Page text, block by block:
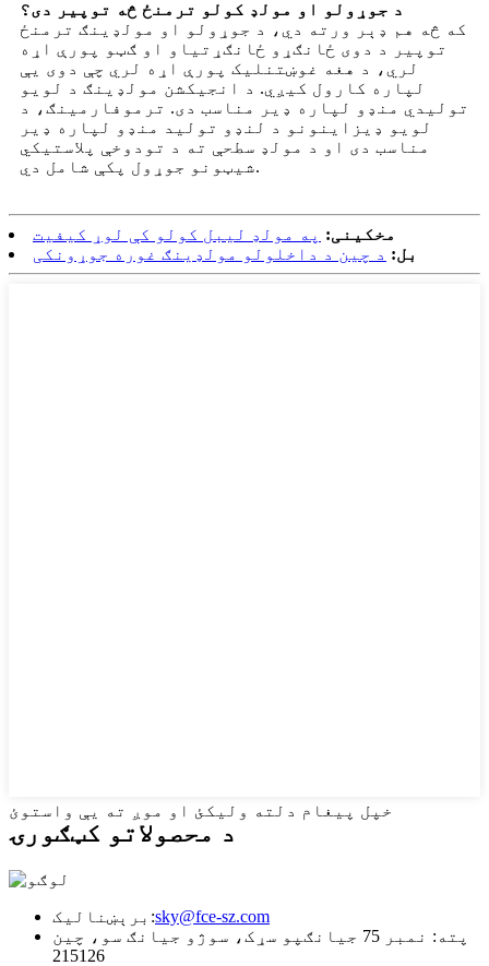
د جوړولو او مولډ کولو ترمنځ څه توپیر دی؟
که څه هم ډېر ورته دي، د جوړولو او مولډینګ ترمنځ
توپیر د دوی ځانګړو ځانګړتیاو او ګټو پورې اړه
لري، د هغه غوښتنلیک پورې اړه لري چې دوی یې
لپاره کارول کیږي. د انجیکشن مولډینګ د لویو
تولیدي منډو لپاره ډیر مناسب دی. ترموفارمینګ، د
لویو ډیزاینونو د لنډو تولید منډو لپاره ډیر
مناسب دی او د مولډ سطحې ته د تودوخې پلاستيکي
شیټونو جوړول پکې شامل دي.
مخکینی: په مولډ لیبل کولو کې لوړ کیفیت
بل: د چین د داخلولو مولډینګ غوره جوړونکی
خپل پیغام دلته ولیکئ او موږ ته یې واستوئ
د محصولاتو کټګورۍ
برېښنالیک:sky@fce-sz.com
پته: نمبر 75 جیانګپو سړک، سوژو جیانګ سو، چین
215126